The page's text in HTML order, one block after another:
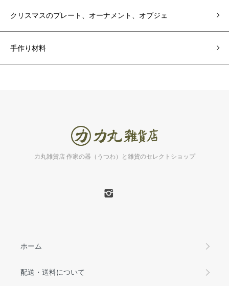
クリスマスのプレート、オーナメント、オブジェ
手作り材料
力丸雑貨店 作家の器（うつわ）と雑貨のセレクトショップ
ホーム
配送・送料について